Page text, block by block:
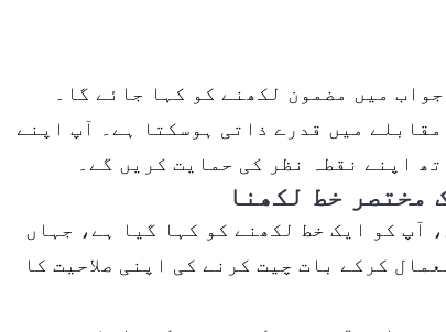
میں مضمون لکھنے کو کہا جائے گا۔
میں قدرے ذاتی ہوسکتا ہے۔ آپ اپنے
اپنے نقطہ نظر کی حمایت کریں گے۔
تربیت تحریری ٹیسٹ کی مشق 1 میں، آپ کو ایک خط لکھنے کو کہا گیا ہے، جہاں
کرکے بات چیت کرنے کی اپنی صلاحیت کا